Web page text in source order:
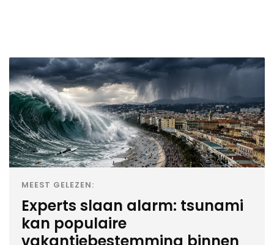
MEEST GELEZEN:
Experts slaan alarm: tsunami
kan populaire
vakantiebestemming binnen